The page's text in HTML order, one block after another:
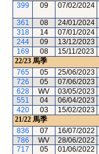
399
09 07/02/2024
361 08 24/01/2024
318
14 07/01/2024
244
09 13/12/2023
169
08 15/11/2023
22/23 馬季
765
05 25/06/2023
726
05 07/06/2023
628
WV 03/05/2023
551
04 06/04/2023
420
03 15/02/2023
21/22 馬季
836
07 16/07/2022
786
WV 28/06/2022
717
05 01/06/2022